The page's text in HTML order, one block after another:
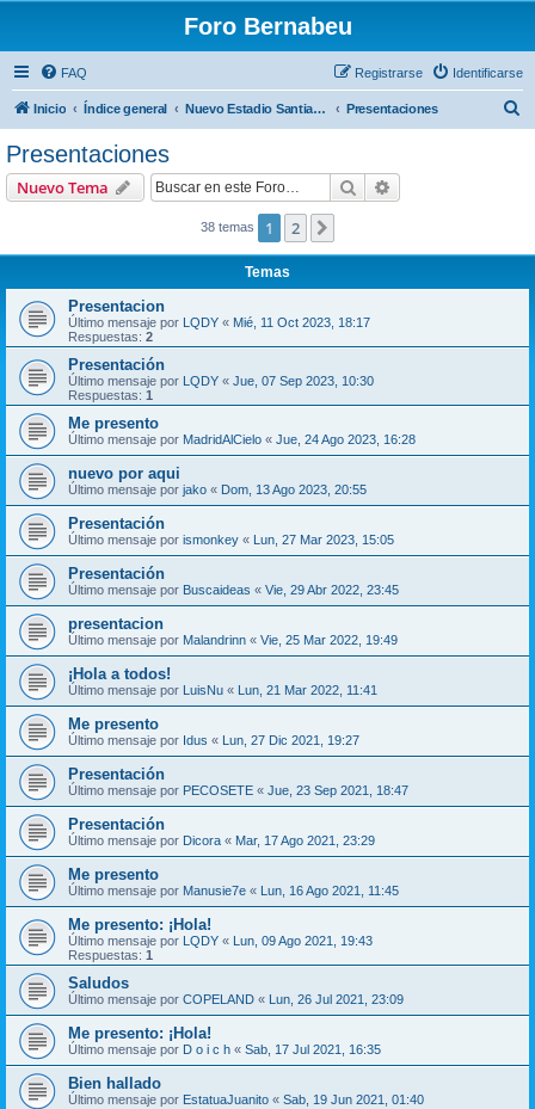
Foro Bernabeu
FAQ Identificarse
Registrarse
Inicio Índice general Nuevo Estadio Santiago Bernabéu Presentaciones
Presentaciones
Nuevo Tema Buscar
38 temas 1 2
Temas
Presentacion
Último mensaje por LQDY « Mié, 11 Oct 2023, 18:17
Respuestas: 2
Presentación
Último mensaje por LQDY « Jue, 07 Sep 2023, 10:30
Respuestas: 1
Me presento
Último mensaje por MadridAlCielo « Jue, 24 Ago 2023, 16:28
nuevo por aqui
Último mensaje por jako « Dom, 13 Ago 2023, 20:55
Presentación
Último mensaje por ismonkey « Lun, 27 Mar 2023, 15:05
Presentación
Último mensaje por Buscaideas « Vie, 29 Abr 2022, 23:45
presentacion
Último mensaje por Malandrinn « Vie, 25 Mar 2022, 19:49
¡Hola a todos!
Último mensaje por LuisNu « Lun, 21 Mar 2022, 11:41
Me presento
Último mensaje por Idus « Lun, 27 Dic 2021, 19:27
Presentación
Último mensaje por PECOSETE « Jue, 23 Sep 2021, 18:47
Presentación
Último mensaje por Dicora « Mar, 17 Ago 2021, 23:29
Me presento
Último mensaje por Manusie7e « Lun, 16 Ago 2021, 11:45
Me presento: ¡Hola!
Último mensaje por LQDY « Lun, 09 Ago 2021, 19:43
Respuestas: 1
Saludos
Último mensaje por COPELAND « Lun, 26 Jul 2021, 23:09
Me presento: ¡Hola!
Último mensaje por D o i c h « Sab, 17 Jul 2021, 16:35
Bien hallado
Último mensaje por EstatuaJuanito « Sab, 19 Jun 2021, 01:40